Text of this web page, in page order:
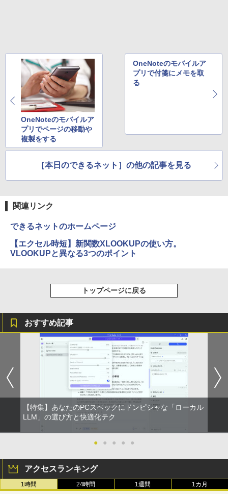
OneNoteのモバイルア
プリでページの移動や
複製をする
OneNoteのモバイルア
プリで付箋にメモを取
る
［本日のできるネット］の他の記事を見る
関連リンク
できるネットのホームページ
【エクセル時短】新関数XLOOKUPの使い方。
VLOOKUPと異なる3つのポイント
トップページに戻る
おすすめ記事
【特集】あなたのPCスペックにドンピシャな「ローカル
LLM」の選び方と快適化テク
● ● ● ● ●
アクセスランキング
1時間 24時間 1週間 1カ月